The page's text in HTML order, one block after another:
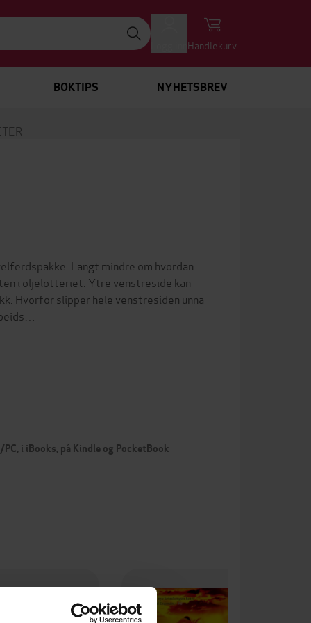
Handlekurv
BOKTIPS NYHETSBREV
Langt mindre om hvordan
i oljelotteriet. Ytre venstreside kan
Hvorfor slipper hele venstresiden unna
i iBooks, på Kindle og PocketBook